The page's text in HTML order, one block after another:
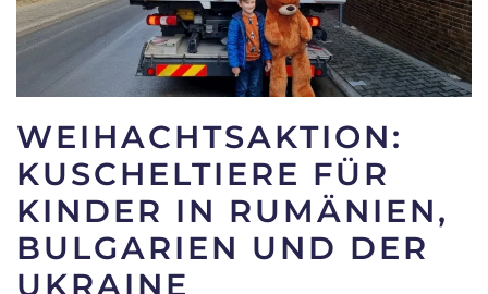
WEIHACHTSAKTION:
KUSCHELTIERE FÜR
KINDER IN RUMÄNIEN,
BULGARIEN UND DER
UKRAINE